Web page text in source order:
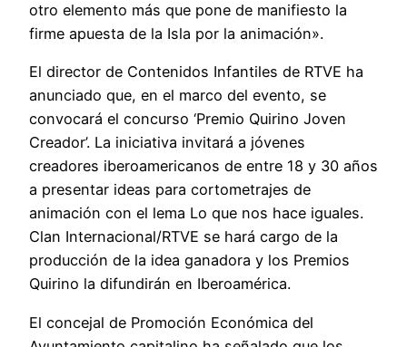
otro elemento más que pone de manifiesto la
firme apuesta de la Isla por la animación».
El director de Contenidos Infantiles de RTVE ha
anunciado que, en el marco del evento, se
convocará el concurso ‘Premio Quirino Joven
Creador’. La iniciativa invitará a jóvenes
creadores iberoamericanos de entre 18 y 30 años
a presentar ideas para cortometrajes de
animación con el lema Lo que nos hace iguales.
Clan Internacional/RTVE se hará cargo de la
producción de la idea ganadora y los Premios
Quirino la difundirán en Iberoamérica.
El concejal de Promoción Económica del